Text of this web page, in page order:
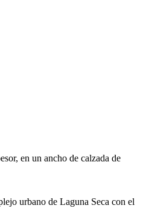
en un ancho de calzada de
urbano de Laguna Seca con el